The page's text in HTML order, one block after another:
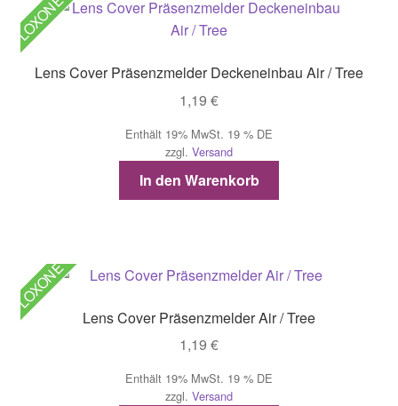
LOXONE
Lens Cover Präsenzmelder Deckeneinbau Air / Tree
1,19 €
Enthält 19% MwSt. 19 % DE
zzgl. Versand
In den Warenkorb
LOXONE
Lens Cover Präsenzmelder Air / Tree
1,19 €
Enthält 19% MwSt. 19 % DE
zzgl. Versand